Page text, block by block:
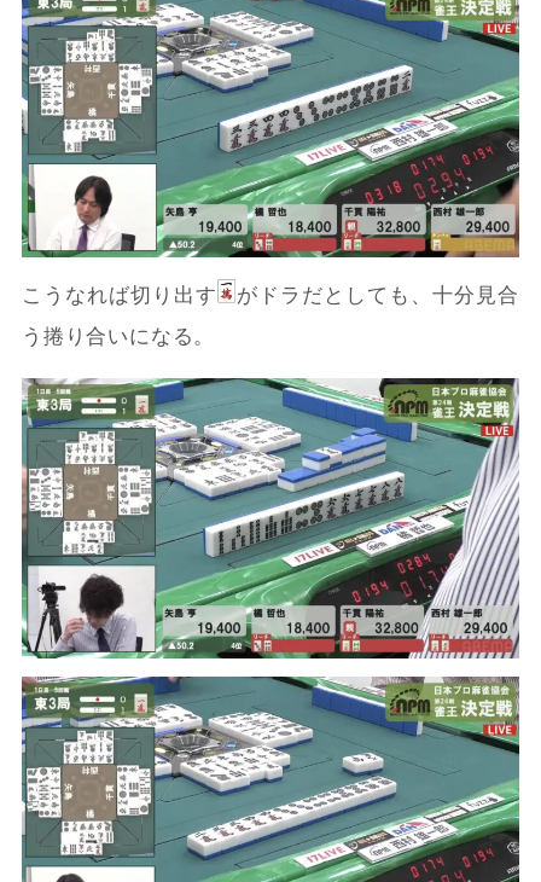
こうなれば切り出す
がドラだとしても、十分見合
う捲り合いになる。